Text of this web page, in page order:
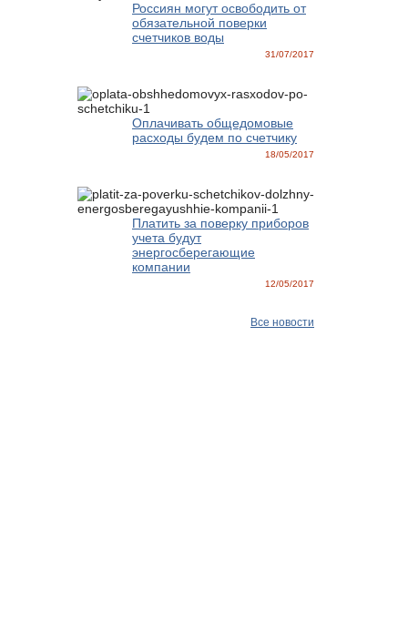
Россиян могут освободить от
обязательной поверки
счетчиков воды
31/07/2017
Оплачивать общедомовые
расходы будем по счетчику
18/05/2017
Платить за поверку приборов
учета будут
энергосберегающие
компании
12/05/2017
Все новости